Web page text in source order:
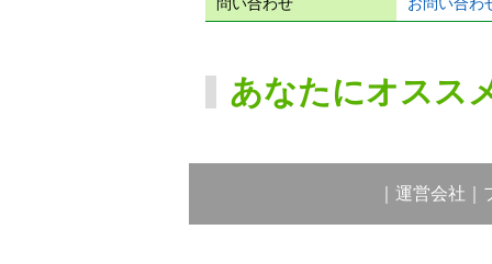
問い合わせ お問い合わ
あなたにオスス
運営会社